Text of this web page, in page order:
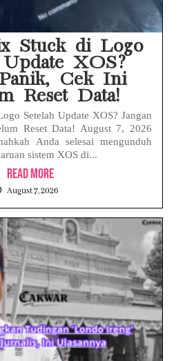
Stuck di Logo
Update XOS?
Cek Ini
Reset Data!
Setelah Update XOS? Jangan
Reset Data! August 7, 2026
Anda selesai mengunduh
sistem XOS di...
Read More
August 7, 2026